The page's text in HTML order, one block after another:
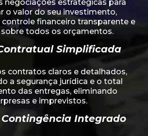
negociações estratégicas para
o valor do seu investimento,
financeiro transparente e
todos os orçamentos.
Simplificada
contratos claros e detalhados,
a segurança jurídica e o total
das entregas, eliminando
e imprevistos.
Integrado